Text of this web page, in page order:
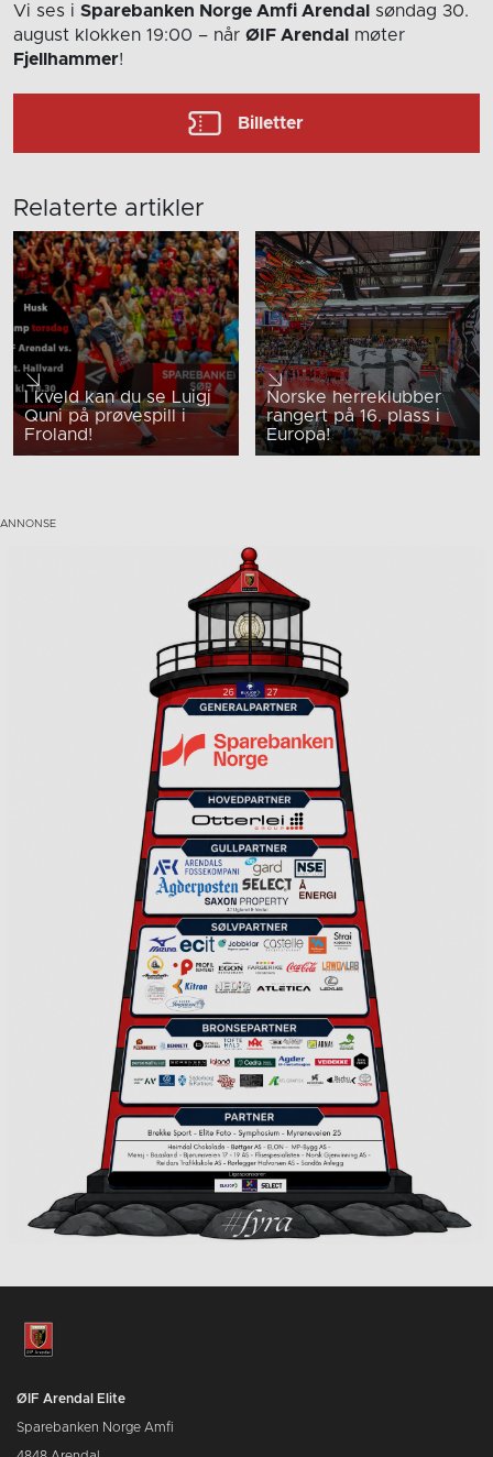
Vi ses i Sparebanken Norge Amfi Arendal
søndag 30.
august klokken 19:00 – når ØIF Arendal
møter
Fjellhammer!
Billetter
Relaterte artikler
I kveld kan du se Luigj
Quni på prøvespill i
Froland!
Norske herreklubber
rangert på 16. plass i
Europa!
ØIF Arendal Elite
Sparebanken Norge Amfi